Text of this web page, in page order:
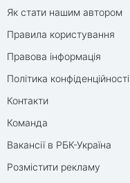
Як стати нашим автором
Правила користування
Правова інформація
Політика конфіденційності
Контакти
Команда
Вакансії в РБК-Україна
Розмістити рекламу